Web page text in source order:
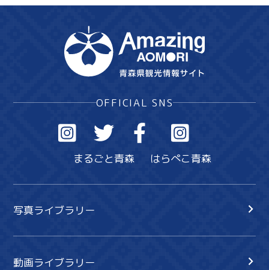
OFFICIAL SNS
まるごと青森 はらぺこ青森
写真ライブラリー
動画ライブラリー